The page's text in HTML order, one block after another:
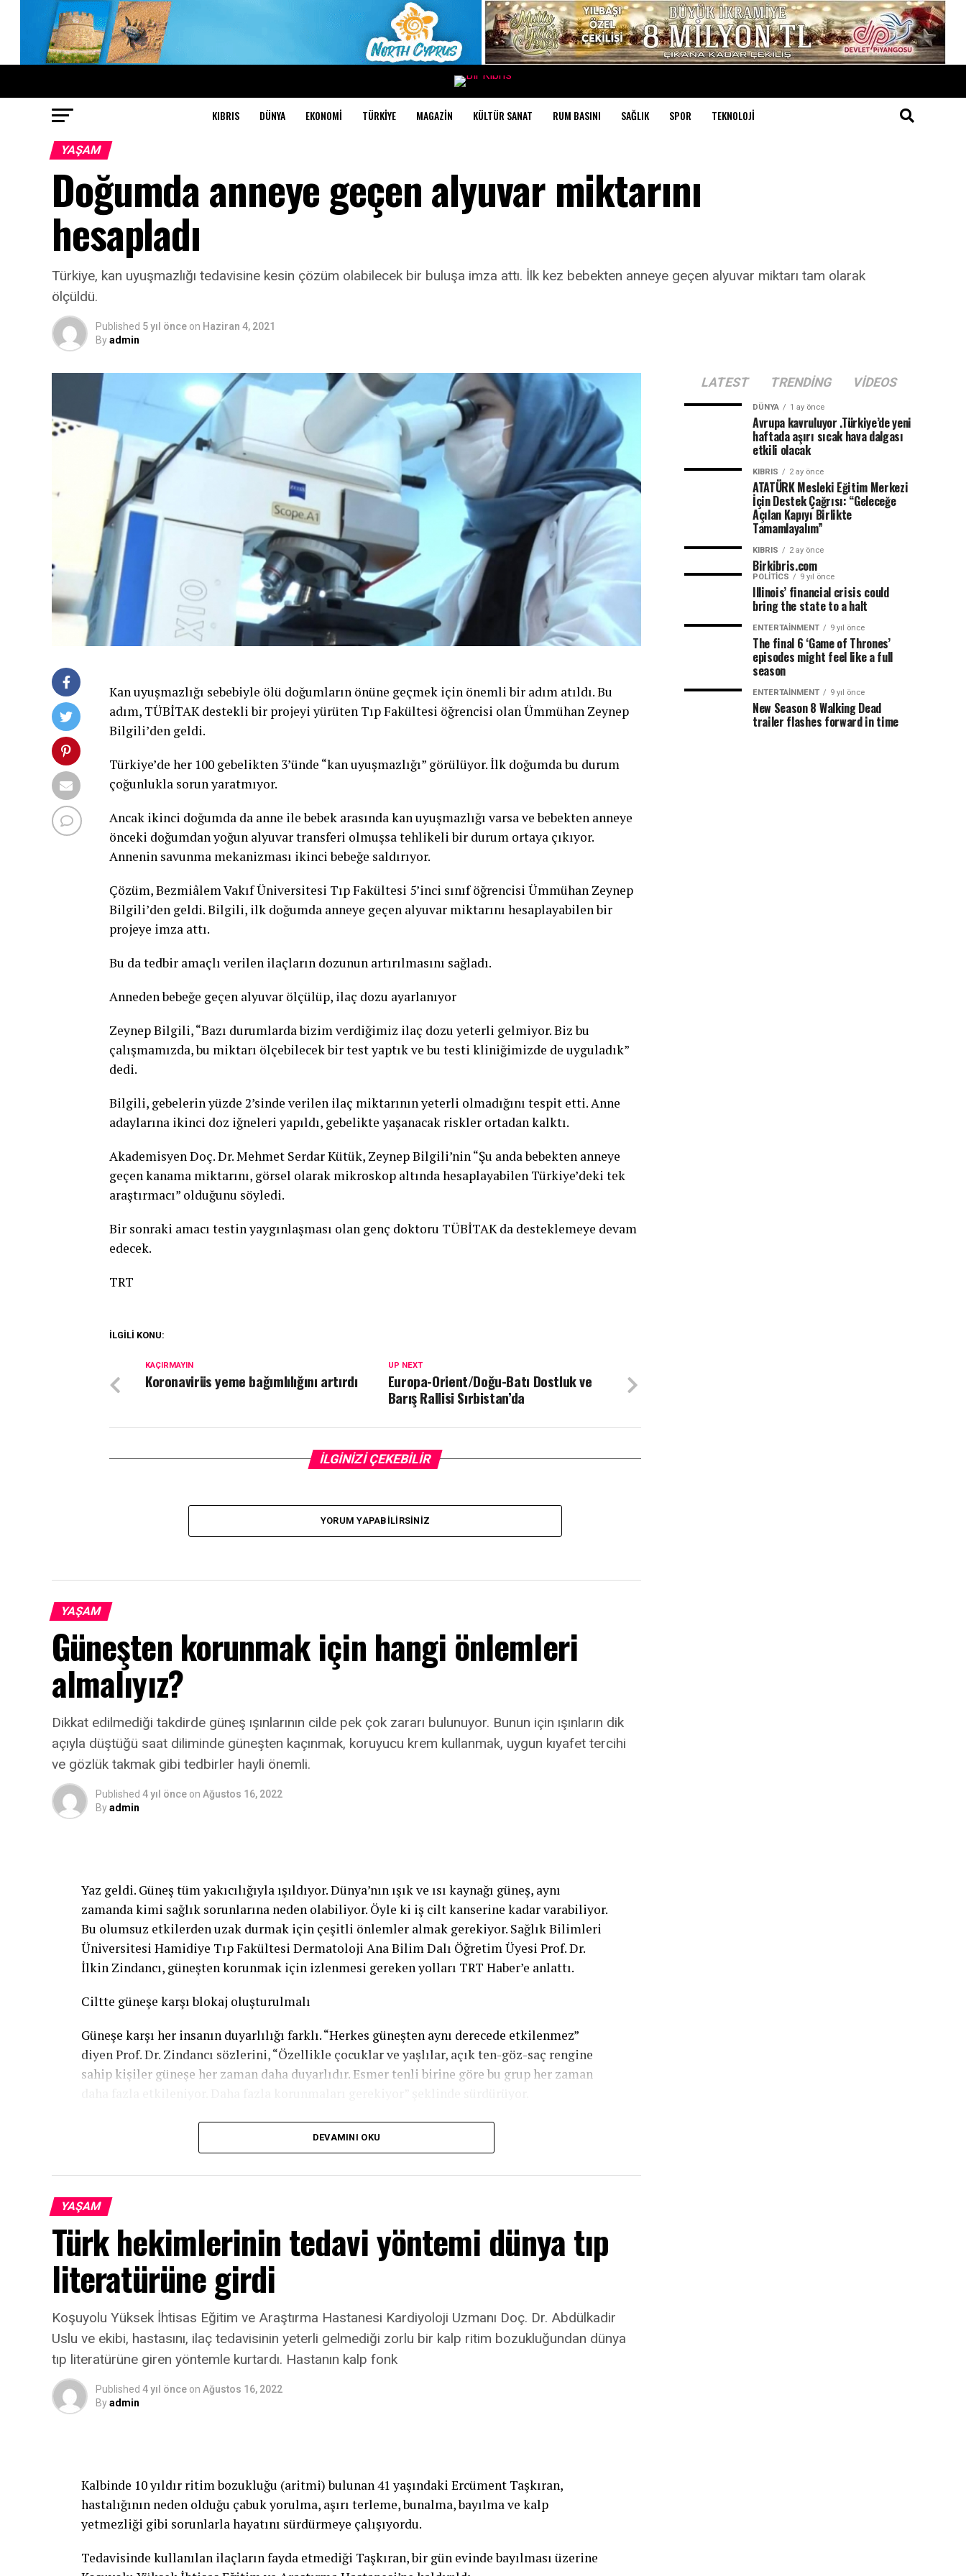
KIBRIS DÜNYA EKONOMI TÜRKIYE MAGAZIN KÜLTÜR SANAT RUM BASINI SAĞLIK SPOR TEKNOLOJI
YAŞAM
Doğumda anneye geçen alyuvar miktarını
hesapladı
Türkiye, kan uyuşmazlığı tedavisine kesin çözüm olabilecek bir buluşa imza attı. İlk kez bebekten anneye geçen alyuvar miktarı tam olarak
ölçüldü.
Published 5 yıl önce on Haziran 4, 2021
Byadmin
Kan uyuşmazlığı sebebiyle ölü doğumların önüne geçmek için önemli bir adım atıldı. Bu
adım, TÜBİTAK destekli bir projeyi yürüten Tıp Fakültesi öğrencisi olan Ümmühan Zeynep
Bilgili’den geldi.
Türkiye’de her 100 gebelikten 3’ünde “kan uyuşmazlığı” görülüyor. İlk doğumda bu durum
çoğunlukla sorun yaratmıyor.
Ancak ikinci doğumda da anne ile bebek arasında kan uyuşmazlığı varsa ve bebekten anneye
önceki doğumdan yoğun alyuvar transferi olmuşsa tehlikeli bir durum ortaya çıkıyor.
Annenin savunma mekanizması ikinci bebeğe saldırıyor.
Çözüm, Bezmiâlem Vakıf Üniversitesi Tıp Fakültesi 5’inci sınıf öğrencisi Ümmühan Zeynep
Bilgili’den geldi. Bilgili, ilk doğumda anneye geçen alyuvar miktarını hesaplayabilen bir
projeye imza attı.
Bu da tedbir amaçlı verilen ilaçların dozunun artırılmasını sağladı.
Anneden bebeğe geçen alyuvar ölçülüp, ilaç dozu ayarlanıyor
Zeynep Bilgili, “Bazı durumlarda bizim verdiğimiz ilaç dozu yeterli gelmiyor. Biz bu
çalışmamızda, bu miktarı ölçebilecek bir test yaptık ve bu testi kliniğimizde de uyguladık”
dedi.
Bilgili, gebelerin yüzde 2’sinde verilen ilaç miktarının yeterli olmadığını tespit etti. Anne
adaylarına ikinci doz iğneleri yapıldı, gebelikte yaşanacak riskler ortadan kalktı.
Akademisyen Doç. Dr. Mehmet Serdar Kütük, Zeynep Bilgili’nin “Şu anda bebekten anneye
geçen kanama miktarını, görsel olarak mikroskop altında hesaplayabilen Türkiye’deki tek
araştırmacı” olduğunu söyledi.
Bir sonraki amacı testin yaygınlaşması olan genç doktoru TÜBİTAK da desteklemeye devam
edecek.
TRT
İLGİLİ KONU:
UP NEXT
Europa-Orient/Doğu-Batı Dostluk ve
Barış Rallisi Sırbistan’da
KAÇIRMAYIN
Koronavirüs yeme bağımlılığını artırdı
İLGİNİZİ ÇEKEBİLİR
YORUM YAPABILIRSINIZ
YAŞAM
Güneşten korunmak için hangi önlemleri
almalıyız?
Dikkat edilmediği takdirde güneş ışınlarının cilde pek çok zararı bulunuyor. Bunun için ışınların dik
açıyla düştüğü saat diliminde güneşten kaçınmak, koruyucu krem kullanmak, uygun kıyafet tercihi
ve gözlük takmak gibi tedbirler hayli önemli.
Published 4 yıl önce on Ağustos 16, 2022
Byadmin
Yaz geldi. Güneş tüm yakıcılığıyla ışıldıyor. Dünya’nın ışık ve ısı kaynağı güneş, aynı
zamanda kimi sağlık sorunlarına neden olabiliyor. Öyle ki iş cilt kanserine kadar varabiliyor.
Bu olumsuz etkilerden uzak durmak için çeşitli önlemler almak gerekiyor. Sağlık Bilimleri
Üniversitesi Hamidiye Tıp Fakültesi Dermatoloji Ana Bilim Dalı Öğretim Üyesi Prof. Dr.
İlkin Zindancı, güneşten korunmak için izlenmesi gereken yolları TRT Haber’e anlattı.
Ciltte güneşe karşı blokaj oluşturulmalı
Güneşe karşı her insanın duyarlılığı farklı. “Herkes güneşten aynı derecede etkilenmez”
diyen Prof. Dr. Zindancı sözlerini, “Özellikle çocuklar ve yaşlılar, açık ten-göz-saç rengine
sahip kişiler güneşe her zaman daha duyarlıdır. Esmer tenli birine göre bu grup her zaman
Güneşin zararlı etkilerinden korunmak için ilk kural Prof. Dr. Zindancı’ya göre şu: “Etkili
Prof. Dr. Zindancı’nın dikkat çektiği bir diğer ayrıntı ise blokaj:
“Blokajı öncelikle kıyafetlerle oluşturabilirsiniz. Öncelikle güneşe karşı hassas olan
kişilerde bunu muhakkak belirtmek lazım. Giysiler çok kalın olmayan, ışığı yansıtacak
tarzda açık renkli, gevşek uzun kollu olabilir. Şapka, gözlük hatta şu aralar maske bile
güneşten koruyor.”
Güneş koruyucu krem kullanmak şart
Bir diğer korunma yöntemi ise dermatoloji uzmanlarının önemle üzerinde durduğu
Prof. Dr. Zindancı bu ayrımın ne anlama geldiğini şöyle açıklıyor:
ürünler. Yine zararlı olmayan maddelerden elde ediliyor.”
30 faktör ve üstü koruyucu krem önerisi
Güneş koruyucularını satın alırken ve kullanırken dikkat edilmesi gereken birtakım detaylar
DEVAMINI OKU
YAŞAM
Türk hekimlerinin tedavi yöntemi dünya tıp
literatürüne girdi
Koşuyolu Yüksek İhtisas Eğitim ve Araştırma Hastanesi Kardiyoloji Uzmanı Doç. Dr. Abdülkadir
Uslu ve ekibi, hastasını, ilaç tedavisinin yeterli gelmediği zorlu bir kalp ritim bozukluğundan dünya
tıp literatürüne giren yöntemle kurtardı. Hastanın kalp fonk
Published 4 yıl önce on Ağustos 16, 2022
Byadmin
Kalbinde 10 yıldır ritim bozukluğu (aritmi) bulunan 41 yaşındaki Ercüment Taşkıran,
hastalığının neden olduğu çabuk yorulma, aşırı terleme, bunalma, bayılma ve kalp
yetmezliği gibi sorunlarla hayatını sürdürmeye çalışıyordu.
Tedavisinde kullanılan ilaçların fayda etmediği Taşkıran, bir gün evinde bayılması üzerine
LATEST TRENDING VIDEOS
DÜNYA 1 ay önce
Avrupa kavruluyor .Türkiye’de yeni
haftada aşırı sıcak hava dalgası
etkili olacak
KIBRIS 2 ay önce
ATATÜRK Mesleki Eğitim Merkezi
İçin Destek Çağrısı: “Geleceğe
Açılan Kapıyı Birlikte
Tamamlayalım”
KIBRIS 2 ay önce
Birkibris.com
POLITICS 9 yıl önce
Illinois’ financial crisis could
bring the state to a halt
ENTERTAINMENT 9 yıl önce
The final 6 ‘Game of Thrones’
episodes might feel like a full
season
ENTERTAINMENT 9 yıl önce
New Season 8 Walking Dead
trailer flashes forward in time